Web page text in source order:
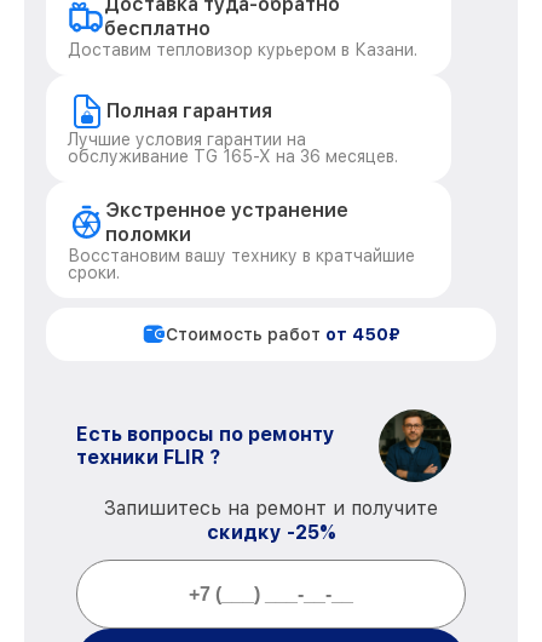
бесплатно
Доставим тепловизор курьером в Казани.
Полная гарантия
Лучшие условия гарантии на
обслуживание TG 165-X на 36 месяцев.
Экстренное устранение
поломки
Восстановим вашу технику в кратчайшие
сроки.
Стоимость работ от 450₽
Есть вопросы по ремонту
техники FLIR ?
Запишитесь на ремонт и получите
скидку -25%